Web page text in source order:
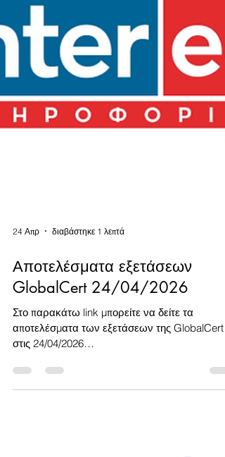
Αποτελέσματα εξετάσεων
GlobalCert 24/04/2026
Στο παρακάτω link μπορείτε να δείτε τα
αποτελέσματα των εξετάσεων της GlobalCert
στις 24/04/2026